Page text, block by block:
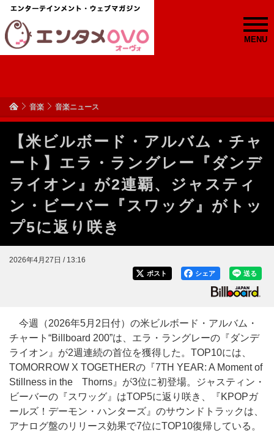
MENU
音楽 音楽ニュース
【米ビルボード・アルバム・チャ
ート】エラ・ラングレー『ダンデ
ライオン』が2連覇、ジャスティ
ン・ビーバー『スワッグ』がトッ
プ5に返り咲き
2026年4月27日 / 13:16
送る
シェア
ポスト
今週（2026年5月2日付）の米ビルボード・アルバム・
チャート“Billboard 200”は、エラ・ラングレーの『ダンデ
ライオン』が2週連続の首位を獲得した。TOP10には、
TOMORROW X TOGETHERの『7TH YEAR: A Moment of
Stillness in the Thorns』が3位に初登場。ジャスティン・
ビーバーの『スワッグ』はTOP5に返り咲き、『KPOPガ
ールズ！デーモン・ハンターズ』のサウンドトラックは、
アナログ盤のリリース効果で7位にTOP10復帰している。